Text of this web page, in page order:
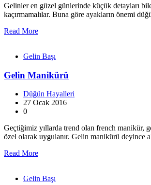
Gelinler en güzel günlerinde küçük detayları
kaçırmamalılar. Buna göre ayakların önemi
Read More
Gelin Başı
Gelin Manikürü
Düğün Hayalleri
27 Ocak 2016
0
Geçtiğimiz yıllarda trend olan french manikür,
özel olarak uygulanır. Gelin manikürü deyince
Read More
Gelin Başı